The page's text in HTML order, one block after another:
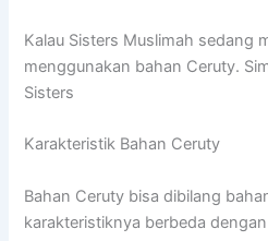
Kalau Sisters Muslimah sedang
menggunakan bahan Ceruty.
Sisters
Karakteristik Bahan Ceruty
Bahan Ceruty bisa dibilang
karakteristiknya berbeda